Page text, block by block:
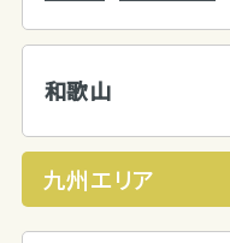
和歌山
九州エリア